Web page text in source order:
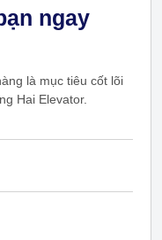
ngay
là mục tiêu cốt lõi
Hai Elevator.